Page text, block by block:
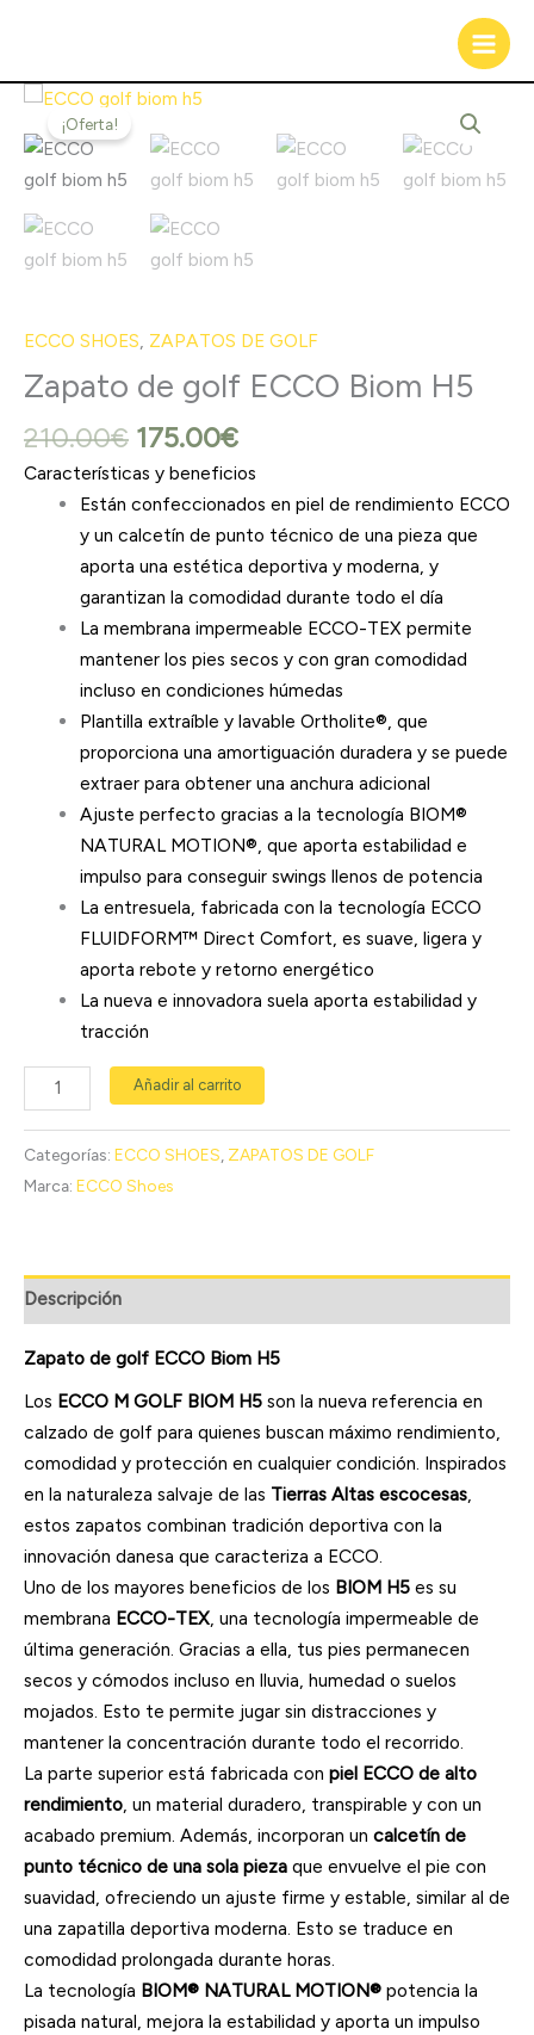
contenido
¡Oferta!
ECCO SHOES ZAPATOS DE GOLF
Zapato de golf ECCO Biom H5
210.00€
El
precio
original
era:
210.00€.
175.00€
precio
actual
es:
Características y beneficios
Están confeccionados en piel de rendimiento ECCO
y un calcetín de punto técnico de una pieza que
aporta una estética deportiva y moderna, y
garantizan la comodidad durante todo el día
La membrana impermeable ECCO-TEX permite
mantener los pies secos y con gran comodidad
incluso en condiciones húmedas
Plantilla extraíble y lavable Ortholite®, que
proporciona una amortiguación duradera y se puede
extraer para obtener una anchura adicional
Ajuste perfecto gracias a la tecnología BIOM®
NATURAL MOTION®, que aporta estabilidad e
impulso para conseguir swings llenos de potencia
La entresuela, fabricada con la tecnología ECCO
FLUIDFORM™ Direct Comfort, es suave, ligera y
aporta rebote y retorno energético
La nueva e innovadora suela aporta estabilidad y
tracción
Zapato
de
golf
ECCO
Biom
H5
Añadir al carrito
Categorías: ECCO SHOES ZAPATOS DE GOLF
Marca: ECCO Shoes
Descripción
Zapato de golf ECCO Biom H5
Los ECCO M GOLF BIOM H5 son la nueva referencia en
calzado de golf para quienes buscan máximo rendimiento,
comodidad y protección en cualquier condición. Inspirados
en la naturaleza salvaje de las Tierras Altas escocesas,
estos zapatos combinan tradición deportiva con la
innovación danesa que caracteriza a ECCO.
Uno de los mayores beneficios de los BIOM H5 es su
membrana ECCO-TEX, una tecnología impermeable de
última generación. Gracias a ella, tus pies permanecen
secos y cómodos incluso en lluvia, humedad o suelos
mojados. Esto te permite jugar sin distracciones y
mantener la concentración durante todo el recorrido.
La parte superior está fabricada con piel ECCO de alto
rendimiento, un material duradero, transpirable y con un
acabado premium. Además, incorporan un calcetín de
punto técnico de una sola pieza que envuelve el pie con
suavidad, ofreciendo un ajuste firme y estable, similar al de
una zapatilla deportiva moderna. Esto se traduce en
comodidad prolongada durante horas.
La tecnología BIOM® NATURAL MOTION® potencia la
pisada natural, mejora la estabilidad y aporta un impulso